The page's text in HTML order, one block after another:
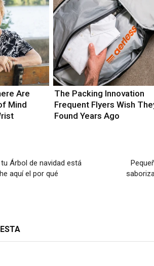
Are
Mind
The Packing Innovation
Frequent Flyers Wish
Found Years Ago
Árbol de navidad está
aquí el por qué